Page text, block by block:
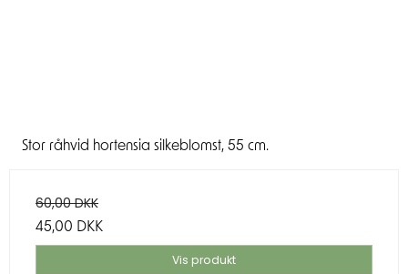
Stor råhvid hortensia silkeblomst, 55 cm.
60,00 DKK
45,00 DKK
Vis produkt